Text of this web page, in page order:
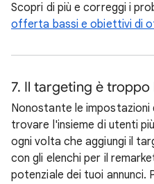
Scopri di più e correggi i
offerta bassi e obiettivi di
7. Il targeting è
Nonostante le
trovare l'insieme di utenti
ogni volta che aggiungi il
con gli elenchi per il
potenziale dei tuoi annunci.